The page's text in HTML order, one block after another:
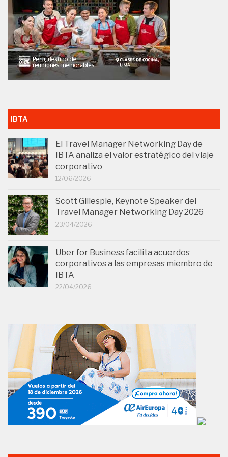
IBTA
El Travel Manager Networking Day de
IBTA analiza el valor estratégico del viaje
corporativo
12/06/2026
Scott Gillespie, Keynote Speaker del
Travel Manager Networking Day 2026
23/04/2026
Uber for Business facilita acuerdos
corporativos a las empresas miembro de
IBTA
22/04/2026